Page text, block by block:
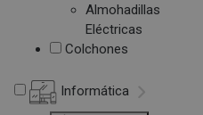
Almohadillas
Eléctricas
Colchones
Informática